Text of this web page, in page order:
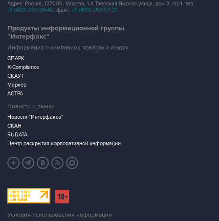
Адрес: Россия, 127006, Москва, 1-я Тверская-Ямская улица, дом 2, стр.1, тел.:
+7 (499) 250-98-40, факс: +7 (499) 250-97-27
Продукты информационной группы
"Интерфакс"
Информация о компаниях, товарах и людях
СПАРК
X-Compliance
СКАУТ
Маркер
АСТРА
Новости и рынки
Новости "Интерфакса"
СКАН
RUDATA
Центр раскрытия корпоративной информации
Условия использования информации